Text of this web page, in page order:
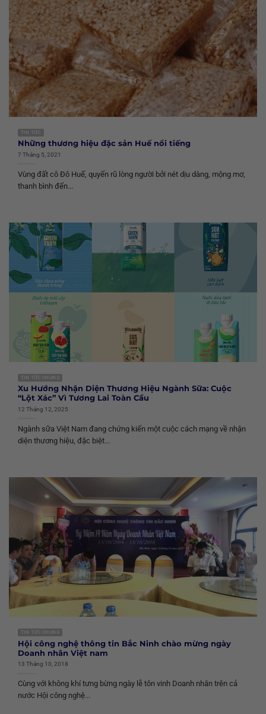
TIN TỨC
Những thương hiệu đặc sản Huế nổi tiếng
7 Tháng 5, 2021
Vùng đất cô Đô Huế, quyến rũ lòng người bởi nét dịu dàng, mộng mơ,
thanh bình đến...
TIN TỨC CHUNG
Xu Hướng Nhận Diện Thương Hiệu Ngành Sữa: Cuộc
“Lột Xác” Vì Tương Lai Toàn Cầu
12 Tháng 12, 2025
Ngành sữa Việt Nam đang chứng kiến một cuộc cách mạng về nhận
diện thương hiệu, đặc biệt...
TIN TỨC CHUNG
Hội công nghệ thông tin Bắc Ninh chào mừng ngày
Doanh nhân Việt nam
13 Tháng 10, 2018
Cùng với không khí tưng bừng ngày lễ tôn vinh Doanh nhân trên cả
nước Hội công nghệ...